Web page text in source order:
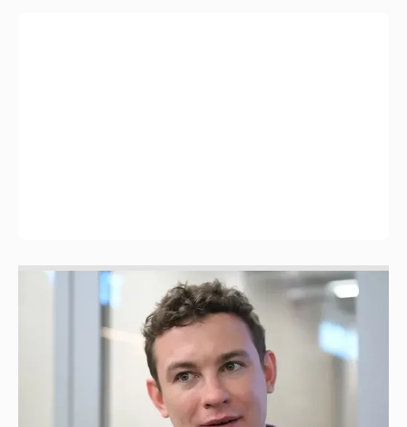
Никита Кологривый высказался насчёт